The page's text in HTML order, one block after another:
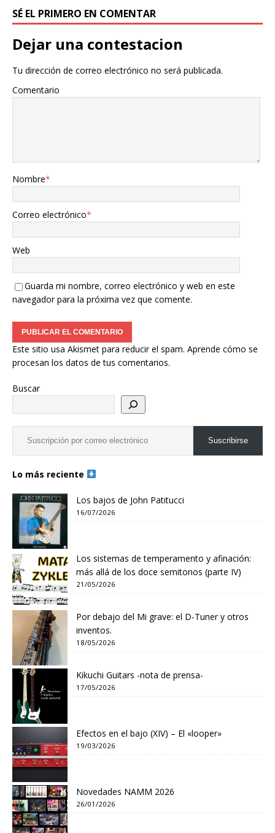
SÉ EL PRIMERO EN COMENTAR
Dejar una contestacion
Tu dirección de correo electrónico no será publicada.
Comentario
Nombre*
Correo electrónico*
Web
Guarda mi nombre, correo electrónico y web en este
navegador para la próxima vez que comente.
Este sitio usa Akismet para reducir el spam. Aprende cómo se
procesan los datos de tus comentarios.
Buscar
Suscribirse
Lo más reciente
Los bajos de John Patitucci
16/07/2026
Los sistemas de temperamento y afinación:
más allá de los doce semitonos (parte IV)
21/05/2026
Por debajo del Mi grave: el D-Tuner y otros
inventos.
18/05/2026
Kikuchi Guitars -nota de prensa-
17/05/2026
Efectos en el bajo (XIV) – El «looper»
19/03/2026
Novedades NAMM 2026
26/01/2026